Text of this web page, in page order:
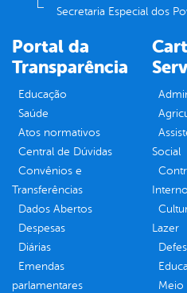
Secretaria Especial dos
Portal da
Transparência
Educação
Saúde
Atos normativos
Central de Dúvidas
Convênios e
Transferências
Dados Abertos
Despesas
Diárias
Emendas
parlamentares
Social
Interno
Lazer
Meio